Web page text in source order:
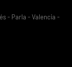
- Parla -Valencia -